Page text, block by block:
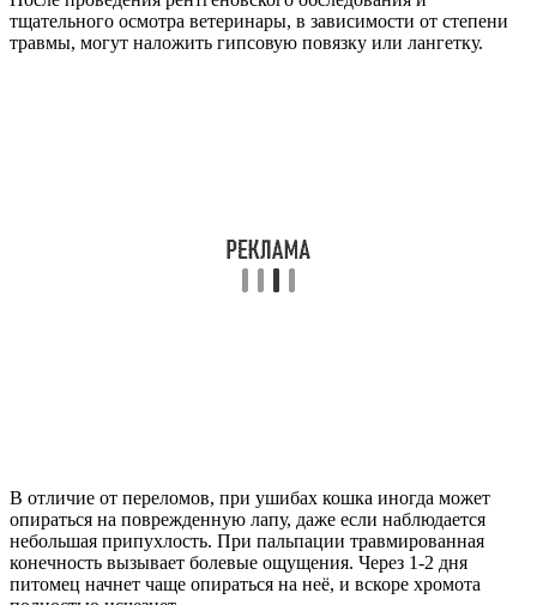
тщательного осмотра ветеринары, в зависимости от степени
травмы, могут наложить гипсовую повязку или лангетку.
В отличие от переломов, при ушибах кошка иногда может
опираться на поврежденную лапу, даже если наблюдается
небольшая припухлость. При пальпации травмированная
конечность вызывает болевые ощущения. Через 1-2 дня
питомец начнет чаще опираться на неё, и вскоре хромота